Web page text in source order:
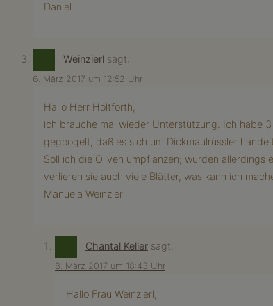
Daniel
Weinzierl sagt:
6. März 2017 um 12:52 Uhr
Hallo Herr Holtforth,
ich brauche mal wieder Unterstützung. Ich habe
gegoogelt, daß es sich um Dickmaulrüssler handelt.
Soll ich die Oliven umpflanzen; wurden
verlieren sie auch viele Blätter, was kann ich
Manuela Weinzierl
Chantal Keller sagt:
8. März 2017 um 18:43 Uhr
Hallo Frau Weinzierl,